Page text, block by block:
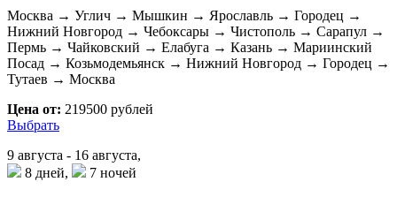
Москва → Углич → Мышкин → Ярославль → Городец →
Нижний Новгород → Чебоксары → Чистополь → Сарапул →
Пермь → Чайковский → Елабуга → Казань → Мариинский
Посад → Козьмодемьянск → Нижний Новгород → Городец →
Тутаев → Москва
Цена от: 219500 рублей
Выбрать
9 августа - 16 августа,
8 дней,
7 ночей